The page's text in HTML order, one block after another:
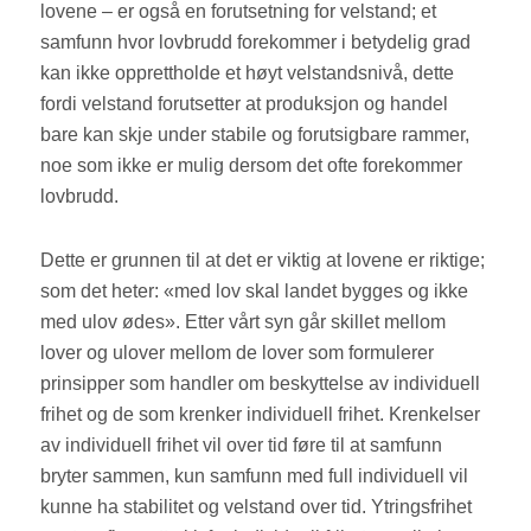
lovene – er også en forutsetning for velstand; et
samfunn hvor lovbrudd forekommer i betydelig grad
kan ikke opprettholde et høyt velstandsnivå, dette
fordi velstand forutsetter at produksjon og handel
bare kan skje under stabile og forutsigbare rammer,
noe som ikke er mulig dersom det ofte forekommer
lovbrudd.
Dette er grunnen til at det er viktig at lovene er riktige;
som det heter: «med lov skal landet bygges og ikke
med ulov ødes». Etter vårt syn går skillet mellom
lover og ulover mellom de lover som formulerer
prinsipper som handler om beskyttelse av individuell
frihet og de som krenker individuell frihet. Krenkelser
av individuell frihet vil over tid føre til at samfunn
bryter sammen, kun samfunn med full individuell vil
kunne ha stabilitet og velstand over tid. Ytringsfrihet